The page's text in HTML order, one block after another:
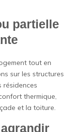
partielle
tout en
sur les structures
résidences
thermique,
et la toiture.